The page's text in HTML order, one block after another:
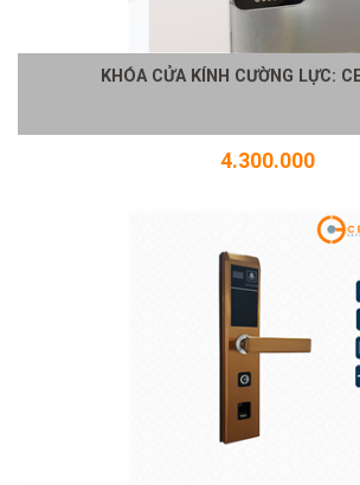
KHÓA CỬA KÍNH CƯỜNG LỰC:
4.300.000